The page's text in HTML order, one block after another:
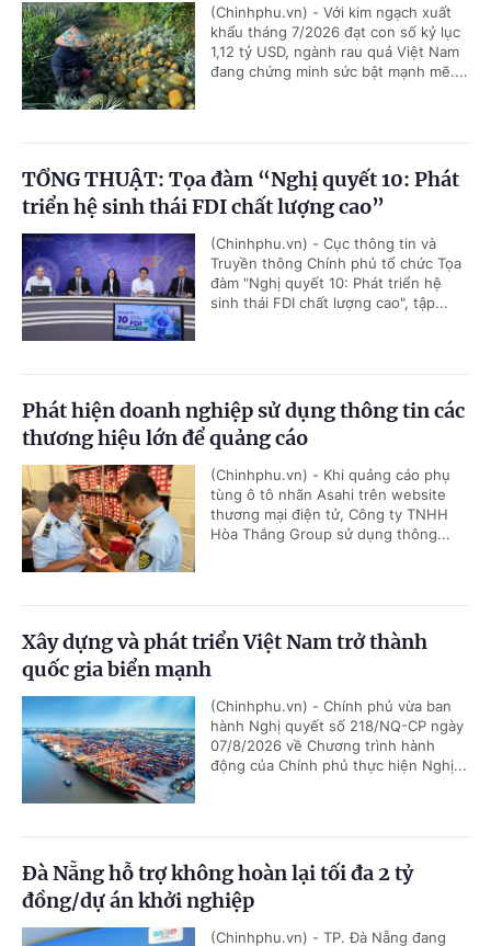
(Chinhphu.vn) - Với kim ngạch xuất
khẩu tháng 7/2026 đạt con số kỷ lục
1,12 tỷ USD, ngành rau quả Việt Nam
đang chứng minh sức bật mạnh mẽ....
TỔNG THUẬT: Tọa đàm “Nghị quyết 10: Phát
triển hệ sinh thái FDI chất lượng cao”
(Chinhphu.vn) - Cục thông tin và
Truyền thông Chính phủ tổ chức Tọa
đàm "Nghị quyết 10: Phát triển hệ
sinh thái FDI chất lượng cao", tập...
Phát hiện doanh nghiệp sử dụng thông tin các
thương hiệu lớn để quảng cáo
(Chinhphu.vn) - Khi quảng cáo phụ
tùng ô tô nhãn Asahi trên website
thương mại điện tử, Công ty TNHH
Hòa Thắng Group sử dụng thông...
Xây dựng và phát triển Việt Nam trở thành
quốc gia biển mạnh
(Chinhphu.vn) - Chính phủ vừa ban
hành Nghị quyết số 218/NQ-CP ngày
07/8/2026 về Chương trình hành
động của Chính phủ thực hiện Nghị...
Đà Nẵng hỗ trợ không hoàn lại tối đa 2 tỷ
đồng/dự án khởi nghiệp
(Chinhphu.vn) - TP. Đà Nẵng đang